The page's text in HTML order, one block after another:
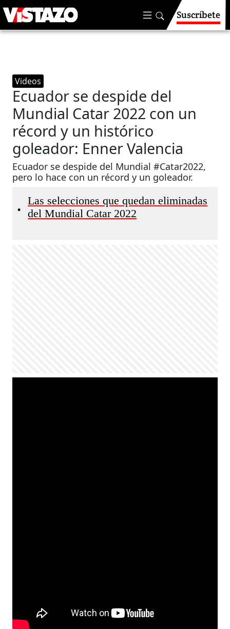
Suscríbete
Videos
Ecuador se despide del
Mundial Catar 2022 con un
récord y un histórico
goleador: Enner Valencia
Ecuador se despide del Mundial #Catar2022,
pero lo hace con un récord y un goleador.
•
Las selecciones que quedan eliminadas
del Mundial Catar 2022